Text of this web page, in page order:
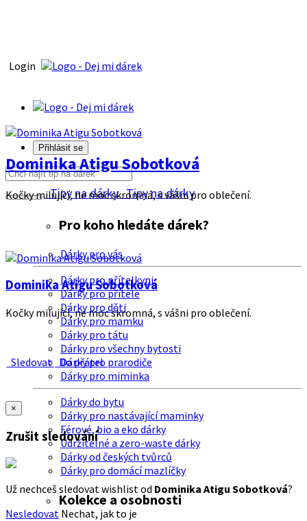
Login
Přihlásit se
Tipy na dárkyTipy na dárky
Pro koho hledáte dárek?
Dárky pro vás
Dárky pro přítelkyni
Dárky pro přítele
Dárky pro děti
Dárky pro mamku
Dárky pro tátu
Dárky pro všechny bytosti
Dárky pro prarodiče
Dárky pro miminka
Dárky do bytu
Dárky pro nastávající maminky
Férové, bio a eko dárky
Udržitelné a zero-waste dárky
Dárky od českých tvůrců
Dárky pro domácí mazlíčky
Kolekce a osobnosti
Dominika Atigu Sobotková
Kočky milující, ne moc skromná, s vášni pro oblečení.
Dominika Atigu Sobotková
Kočky milující, ne moc skromná, s vášni pro oblečení.
Sledovat Do přátel
×
Zrušit sledování
Už nechceš sledovat wishlist od Dominika Atigu Sobotková?
Nesledovat Nechat, jak to je